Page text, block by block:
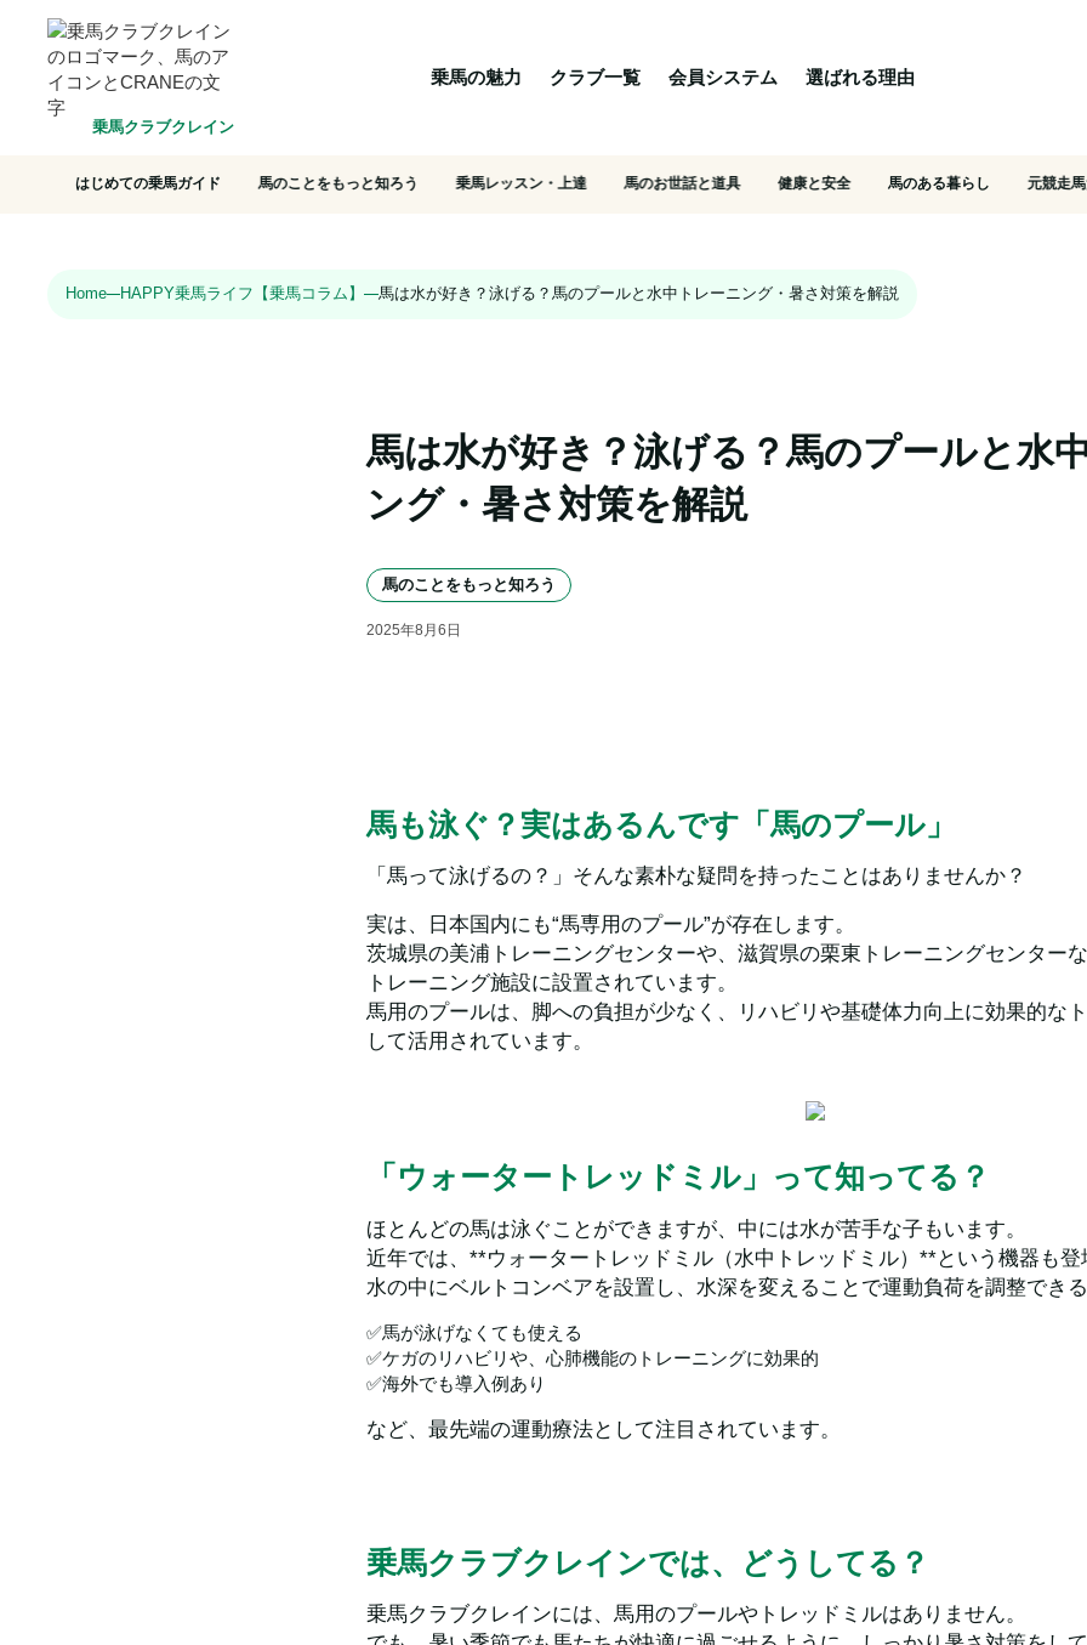
乗馬クラブクレイン
乗馬の魅力 クラブ一覧 会員システム 選ばれる理由
HOME 乗馬の魅力 クラブ一覧
はじめての乗馬ガイド 馬のことをもっと知ろう 乗馬レッスン・上達 馬のお世話と道具 健康と安全 馬のある暮らし 元競走
Home HAPPY乗馬ライフ【乗馬コラム】 馬は水が好き？泳げる？馬のプールと水中トレーニング・暑さ対策を解説
馬は水が好き？泳げる？馬のプールと水
ング・暑さ対策を解説
馬のことをもっと知ろう
2025年8 月6 日
馬も泳ぐ？実はあるんです「馬のプール」
「馬って泳げるの？」そんな素朴な疑問を持ったことはありませんか？
実は、日本国内にも“馬専用のプール”が存在します。
茨城県の美浦トレーニングセンターや、滋賀県の栗東トレーニングセンター
トレーニング施設に設置されています。
馬用のプールは、脚への負担が少なく、リハビリや基礎体力向上に効果的な
して活用されています。
「ウォータートレッドミル」って知ってる？
ほとんどの馬は泳ぐことができますが、中には水が苦手な子もいます。
近年では、**ウォータートレッドミル（水中トレッドミル）**という機器も登
水の中にベルトコンベアを設置し、水深を変えることで運動負荷を調整できる
✅馬が泳げなくても使える
✅ケガのリハビリや、心肺機能のトレーニングに効果的
✅海外でも導入例あり
など、最先端の運動療法として注目されています。
乗馬クラブクレインでは、どうしてる？
乗馬クラブクレインには、馬用のプールやトレッドミルはありません。